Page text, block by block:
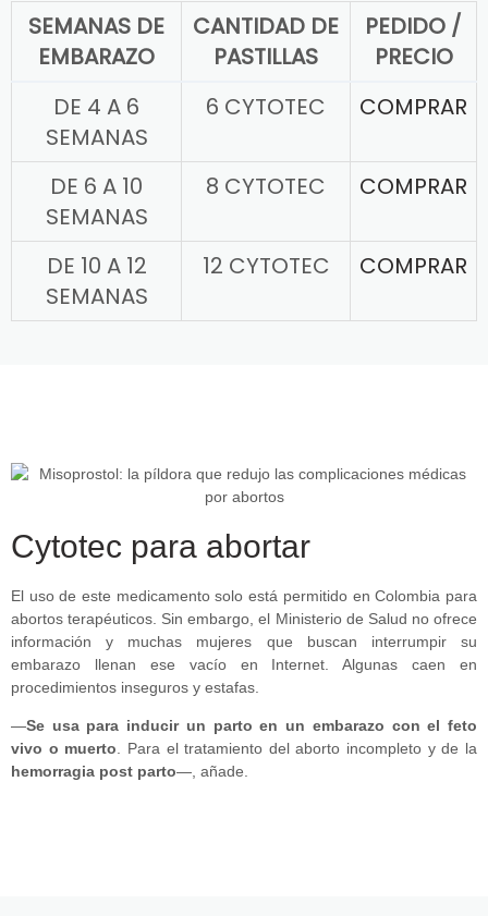
SEMANAS DE
EMBARAZO
CANTIDAD DE
PASTILLAS
PEDIDO /
PRECIO
DE 4 A 6
SEMANAS
6 CYTOTEC COMPRAR
DE 6 A 10
SEMANAS
8 CYTOTEC COMPRAR
DE 10 A 12
SEMANAS
12 CYTOTEC COMPRAR
Cytotec para abortar
El uso de este medicamento solo está permitido en Colombia para
abortos terapéuticos. Sin embargo, el Ministerio de Salud no ofrece
información y muchas mujeres que buscan interrumpir su
embarazo llenan ese vacío en Internet. Algunas caen en
procedimientos inseguros y estafas.
—Se usa para inducir un parto en un embarazo con el feto
vivo o muerto . Para el tratamiento del aborto incompleto y de la
hemorragia post parto—, añade.